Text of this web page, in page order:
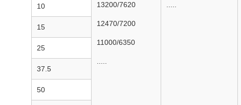
13200/7620
12470/7200
11000/6350
10
15
25
37.5
50